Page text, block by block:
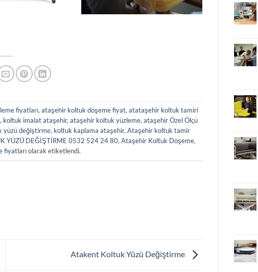
fiyatları,ataşehir koltuk döşeme fiyat,atataşehir koltuk tamiri
, koltuk imalat ataşehir, ataşehir koltuk yüzleme, ataşehir Özel Ölçü
yüzü değiştirme, koltuk kaplama ataşehir,Ataşehir koltuk tamir
YÜZÜ DEĞİŞTİRME 0532 524 24 80, Ataşehir Koltuk Döşeme,
fiyatlarıolarak etiketlendi.
Atakent Koltuk Yüzü Değiştirme